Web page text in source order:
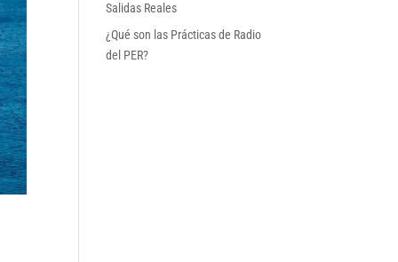
Salidas Reales
¿Qué son las Prácticas de Radio
del PER?